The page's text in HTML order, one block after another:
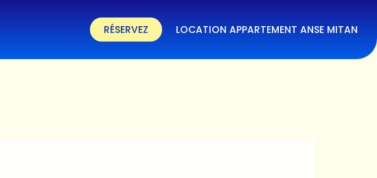
RÉSERVEZ LOCATION APPARTEMENT ANSE MITAN